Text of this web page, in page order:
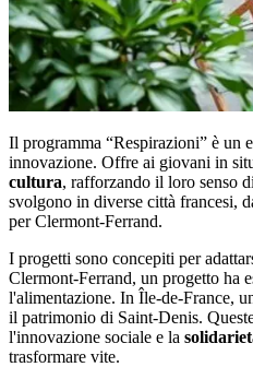
Il programma “Respirazioni” è un
innovazione. Offre ai giovani in
cultura, rafforzando il loro senso
svolgono in diverse città francesi,
per Clermont-Ferrand.
I progetti sono concepiti per
Clermont-Ferrand, un progetto ha
l'alimentazione. In Île-de-France,
il patrimonio di Saint-Denis.
l'innovazione sociale e la
trasformare vite.